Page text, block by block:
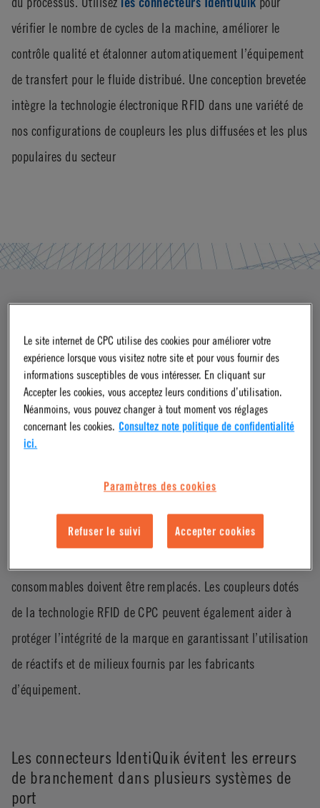
vérifier le nombre de cycles de la machine, améliorer le
contrôle qualité et étalonner automatiquement l’équipement
de transfert pour le fluide distribué. Une conception brevetée
intègre la technologie électronique RFID dans une variété de
nos configurations de coupleurs les plus diffusées et les plus
populaires du secteur
Les connecteurs intelligents
IdentiQuik de CPC jouent de
nombreux rôles précieux
d’autres applications degestion de produits chimiques
l’utilisation de l’appareil pour anticiper la maintenance
consommables doivent être remplacés. Les coupleurs dotés
de la technologie RFID de CPC peuvent également aider à
protéger l’intégrité de la marque en garantissant l’utilisation
de réactifs et de milieux fournis par les fabricants
d’équipement.
Les connecteurs IdentiQuik évitent les erreurs
de branchement dans plusieurs systèmes de
port
Le site internet de CPC utilise des cookies pour améliorer votre
expérience lorsque vous visitez notre site et pour vous fournir des
informations susceptibles de vous intéresser. En cliquant sur
Accepter les cookies, vous acceptez leurs conditions d’utilisation.
Néanmoins, vous pouvez changer à tout moment vos réglages
concernant les cookies. Consultez note politique de confidentialité
ici.
Paramètres des cookies
Refuser le suivi Accepter cookies